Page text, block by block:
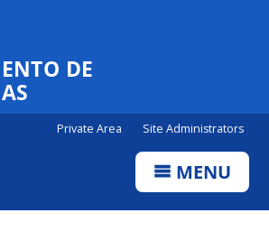
DE
Private Area Site Administrators
MENU